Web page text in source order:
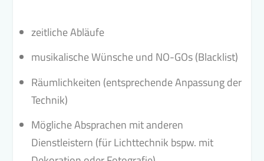
zeitliche Abläufe
musikalische Wünsche und NO-GOs (Blacklist)
Räumlichkeiten (entsprechende Anpassung der
Technik)
Mögliche Absprachen mit anderen
Dienstleistern (für Lichttechnik bspw. mit